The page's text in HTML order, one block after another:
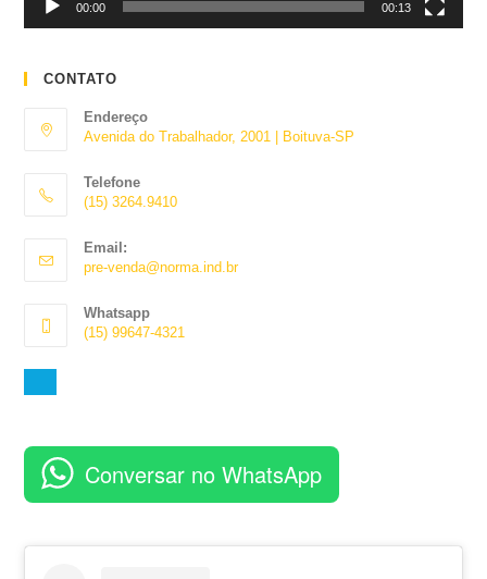
00:00 00:13
CONTATO
Endereço
Avenida do Trabalhador, 2001 | Boituva-SP
Telefone
(15) 3264.9410
em
seu
Email:
pre-venda@norma.ind.brAbre
Whatsapp
(15) 99647-4321
aplicativo
Conversar no WhatsApp